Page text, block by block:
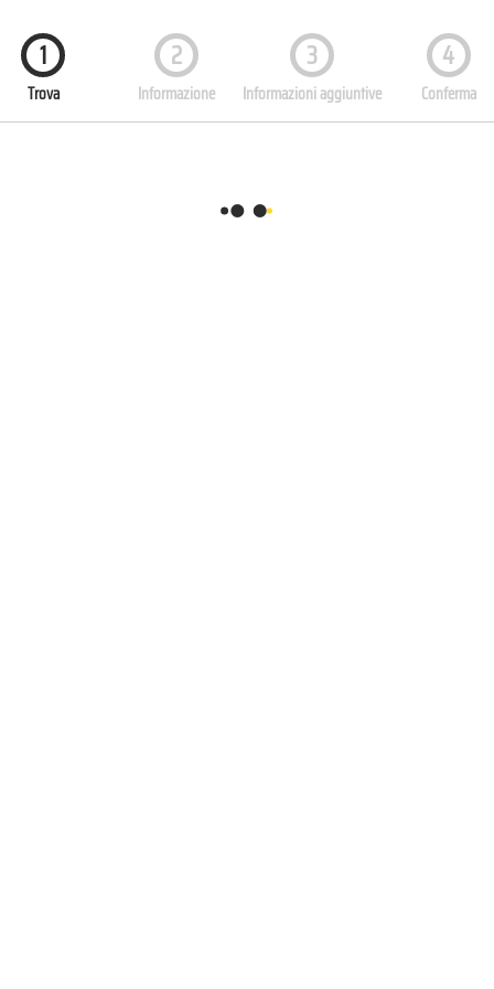
1
Trova
2
Informazione
3
Informazioni aggiuntive
4
Conferma